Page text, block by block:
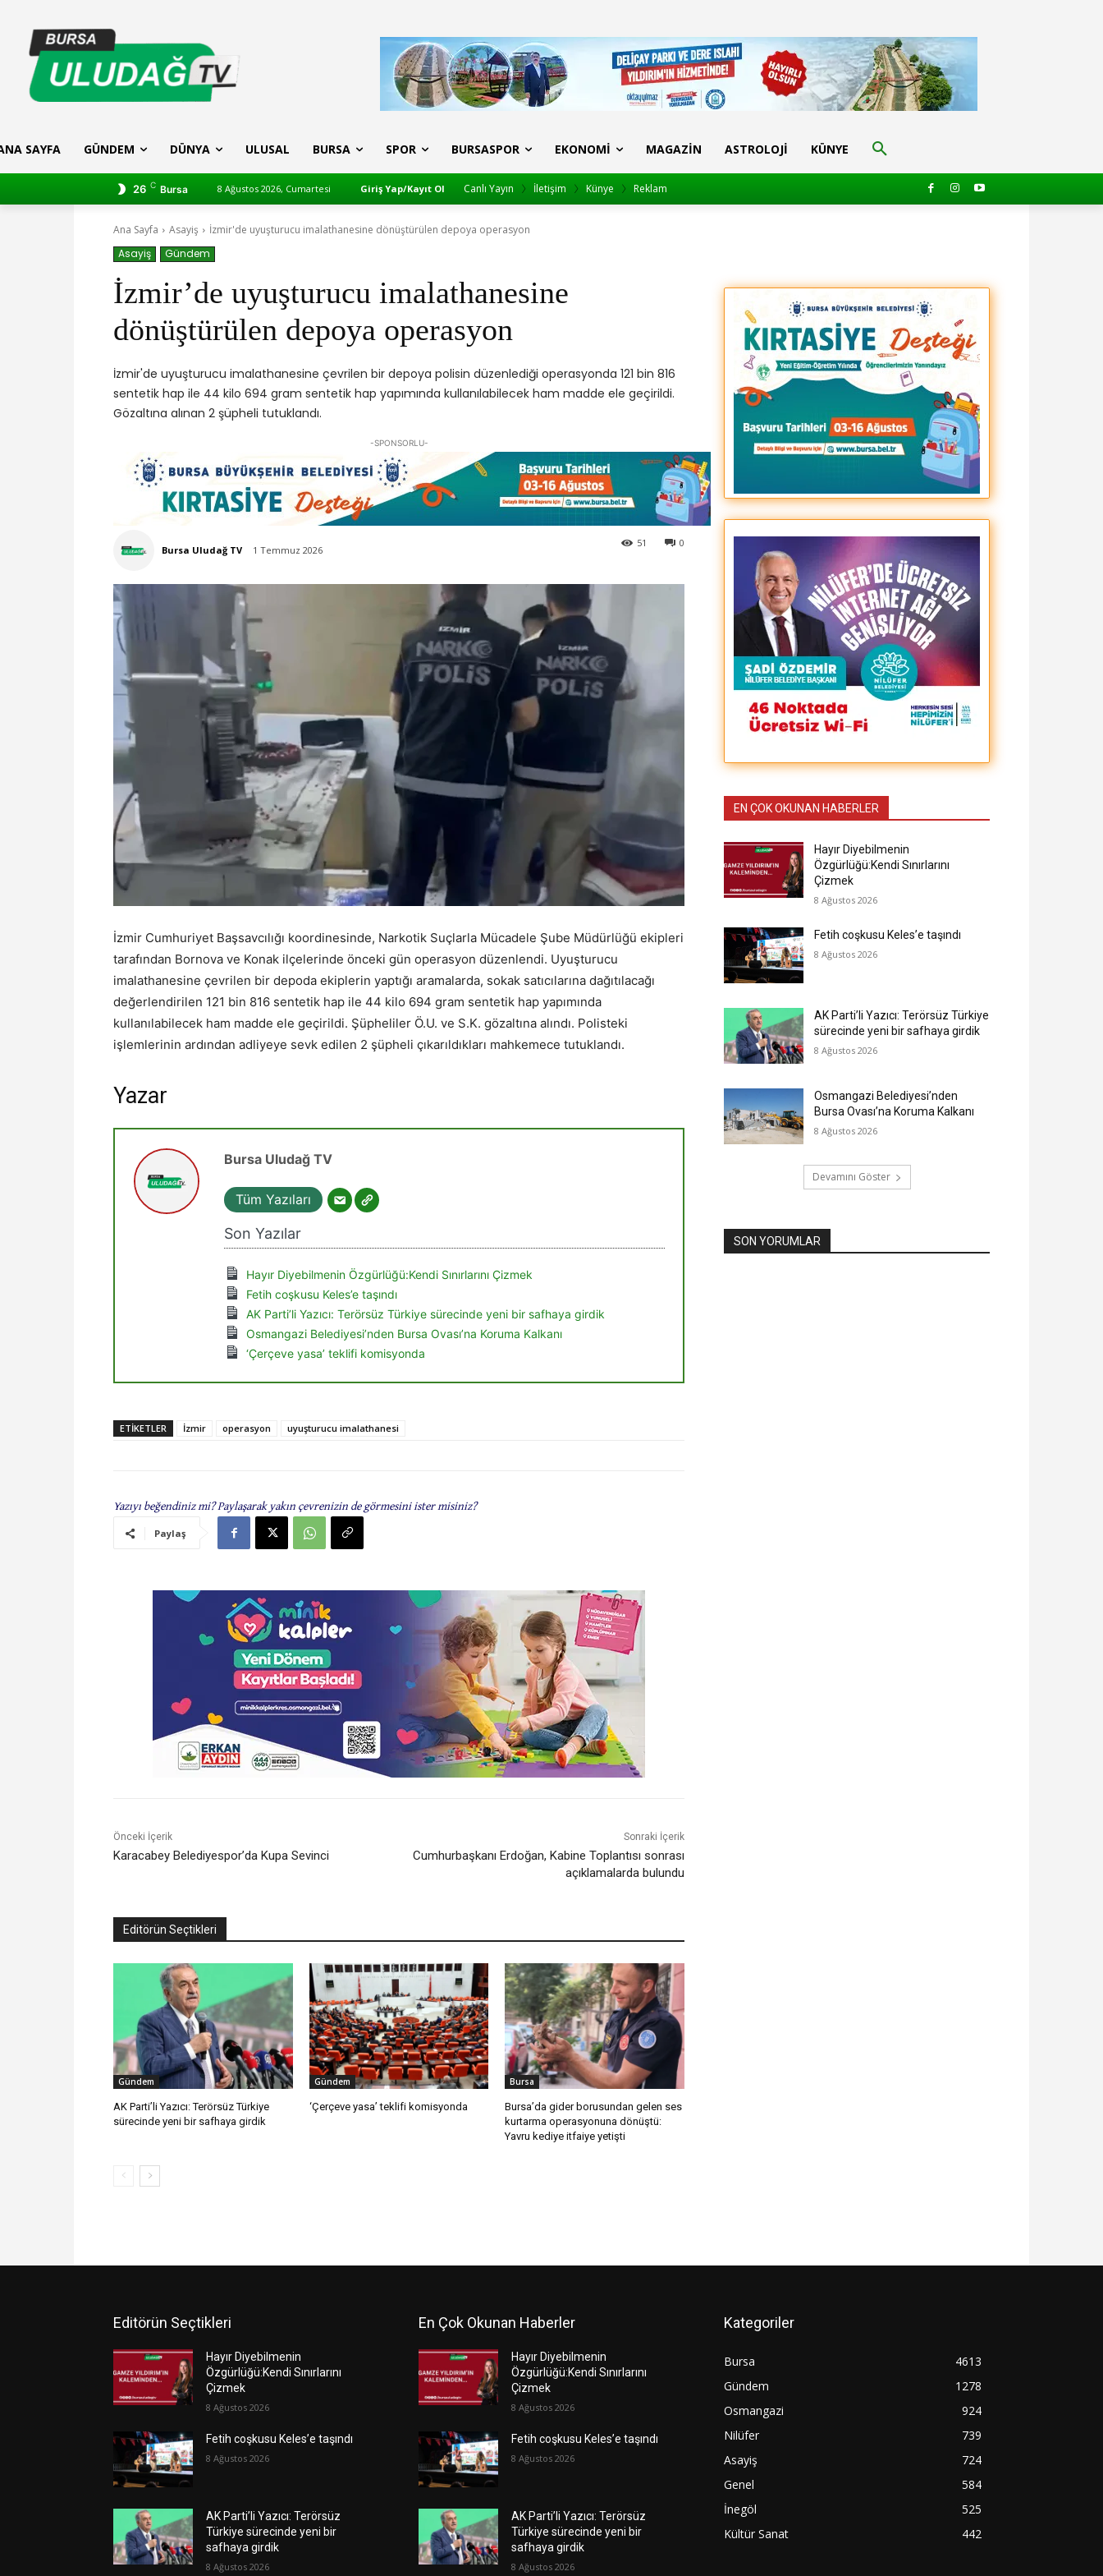
SAYFA GÜNDEM DÜNYA ULUSAL BURSA SPOR BURSASPOR EKONOMI MAGAZIN ASTROLOJI KÜNYE
26 C Bursa 8 Ağustos 2026, Cumartesi Giriş Yap/Kayıt Ol Canlı Yayın İletişim Künye Reklam
Ana Sayfa Asayiş
İzmir'de uyuşturucu imalathanesine dönüştürülen depoya operasyon
Asayiş
Gündem
İzmir’de uyuşturucu imalathanesine
dönüştürülen depoya operasyon
İzmir'de uyuşturucu imalathanesine çevrilen bir depoya polisin düzenlediği operasyonda 121 bin 816
sentetik hap ile 44 kilo 694 gram sentetik hap yapımında kullanılabilecek ham madde ele geçirildi.
Gözaltına alınan 2 şüpheli tutuklandı.
-SPONSORLU-
Bursa Uludağ TV 1 Temmuz 2026
0
51
İzmir Cumhuriyet Başsavcılığı koordinesinde, Narkotik Suçlarla Mücadele Şube Müdürlüğü ekipleri
tarafından Bornova ve Konak ilçelerinde önceki gün operasyon düzenlendi. Uyuşturucu
imalathanesine çevrilen bir depoda ekiplerin yaptığı aramalarda, sokak satıcılarına dağıtılacağı
değerlendirilen 121 bin 816 sentetik hap ile 44 kilo 694 gram sentetik hap yapımında
kullanılabilecek ham madde ele geçirildi. Şüpheliler Ö.U. ve S.K. gözaltına alındı. Polisteki
işlemlerinin ardından adliyeye sevk edilen 2 şüpheli çıkarıldıkları mahkemece tutuklandı.
Yazar
Bursa Uludağ TV
Tüm Yazıları
Son Yazılar
Hayır Diyebilmenin Özgürlüğü:Kendi Sınırlarını Çizmek
Fetih coşkusu Keles’e taşındı
AK Parti’li Yazıcı: Terörsüz Türkiye sürecinde yeni bir safhaya girdik
Osmangazi Belediyesi’nden Bursa Ovası’na Koruma Kalkanı
‘Çerçeve yasa’ teklifi komisyonda
ETIKETLER İzmir operasyon uyuşturucu imalathanesi
Yazıyı beğendiniz mi? Paylaşarak yakın çevrenizin de görmesini ister misiniz?
Paylaş
Önceki İçerik
Karacabey Belediyespor’da Kupa Sevinci
Sonraki İçerik
Cumhurbaşkanı Erdoğan, Kabine Toplantısı sonrası
açıklamalarda bulundu
Editörün Seçtikleri
Gündem
AK Parti’li Yazıcı: Terörsüz Türkiye
sürecinde yeni bir safhaya girdik
Gündem
‘Çerçeve yasa’ teklifi komisyonda
Bursa
Bursa’da gider borusundan gelen ses
kurtarma operasyonuna dönüştü:
Yavru kediye itfaiye yetişti
EN ÇOK OKUNAN HABERLER
Hayır Diyebilmenin
Özgürlüğü:Kendi Sınırlarını
Çizmek
8 Ağustos 2026
Fetih coşkusu Keles’e taşındı
8 Ağustos 2026
AK Parti’li Yazıcı: Terörsüz Türkiye
sürecinde yeni bir safhaya girdik
8 Ağustos 2026
Osmangazi Belediyesi’nden
Bursa Ovası’na Koruma Kalkanı
8 Ağustos 2026
Devamını Göster
SON YORUMLAR
Editörün Seçtikleri
Hayır Diyebilmenin
Özgürlüğü:Kendi Sınırlarını
Çizmek
8 Ağustos 2026
Fetih coşkusu Keles’e taşındı
8 Ağustos 2026
AK Parti’li Yazıcı: Terörsüz
Türkiye sürecinde yeni bir
safhaya girdik
8 Ağustos 2026
En Çok Okunan Haberler
Hayır Diyebilmenin
Özgürlüğü:Kendi Sınırlarını
Çizmek
8 Ağustos 2026
Fetih coşkusu Keles’e taşındı
8 Ağustos 2026
AK Parti’li Yazıcı: Terörsüz
Türkiye sürecinde yeni bir
safhaya girdik
8 Ağustos 2026
Kategoriler
Bursa
4613
Gündem
1278
Osmangazi
924
Nilüfer
739
Asayiş
724
Genel
584
İnegöl
525
Kültür Sanat
442